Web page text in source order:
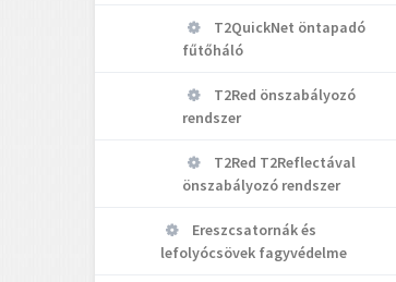
T2QuickNet öntapadó
fűtőháló
T2Red önszabályozó
rendszer
T2Red T2Reflectával
önszabályozó rendszer
Ereszcsatornák és
lefolyócsövek fagyvédelme